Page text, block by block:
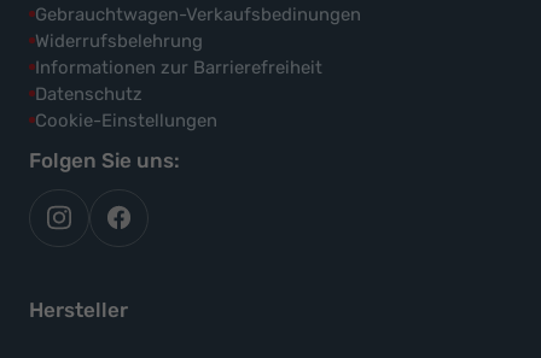
Gebrauchtwagen-Verkaufsbedinungen
Widerrufsbelehrung
Informationen zur Barrierefreiheit
Datenschutz
Cookie-Einstellungen
Folgen Sie uns:
autoflex
auf
autoflex24
auf
Hersteller